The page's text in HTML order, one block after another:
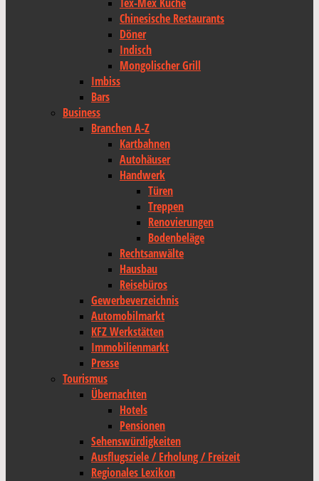
Chinesische Restaurants
Döner
Indisch
Mongolischer Grill
Imbiss
Bars
Business
Branchen A-Z
Kartbahnen
Autohäuser
Handwerk
Türen
Treppen
Renovierungen
Bodenbeläge
Rechtsanwälte
Hausbau
Reisebüros
Gewerbeverzeichnis
Automobilmarkt
KFZ Werkstätten
Immobilienmarkt
Presse
Tourismus
Übernachten
Hotels
Pensionen
Sehenswürdigkeiten
Ausflugsziele / Erholung / Freizeit
Regionales Lexikon